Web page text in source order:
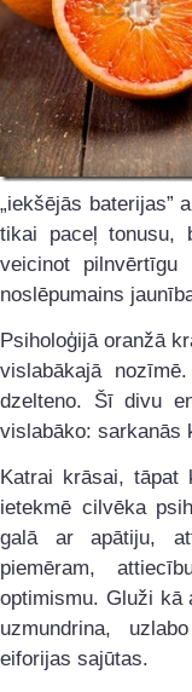
„iekšējās baterijas”
tikai paceļ tonusu,
veicinot
noslēpumains
Psiholoģijā oranžā
vislabākajā
dzelteno. Šī divu
vislabāko: sarkanās
Katrai krāsai, tāpat
ietekmē cilvēka
galā ar apātiju,
piemēram,
optimismu. Gluži kā
uzmundrina,
eiforijas sajūtas.